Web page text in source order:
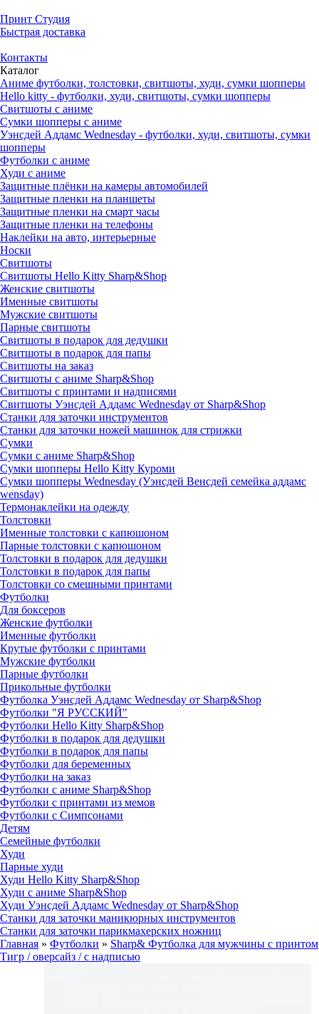
Принт Студия
Быстрая доставка
Контакты
Каталог
Аниме футболки, толстовки, свитшоты, худи, сумки шопперы
Hello kitty - футболки, худи, свитшоты, сумки шопперы
Свитшоты с аниме
Сумки шопперы с аниме
Уэнсдей Аддамс Wednesday - футболки, худи, свитшоты, сумки
шопперы
Футболки с аниме
Худи с аниме
Защитные плёнки на камеры автомобилей
Защитные пленки на планшеты
Защитные пленки на смарт часы
Защитные пленки на телефоны
Наклейки на авто, интерьерные
Носки
Свитшоты
Cвитшоты Hello Kitty Sharp&Shop
Женские свитшоты
Именные свитшоты
Мужские свитшоты
Парные свитшоты
Свитшоты в подарок для дедушки
Свитшоты в подарок для папы
Свитшоты на заказ
Свитшоты с аниме Sharp&Shop
Свитшоты с принтами и надписями
Свитшоты Уэнсдей Аддамс Wednesday от Sharp&Shop
Станки для заточки инструментов
Станки для заточки ножей машинок для стрижки
Сумки
Сумки с аниме Sharp&Shop
Сумки шопперы Hello Kitty Куроми
Сумки шопперы Wednesday (Уэнсдей Венсдей семейка аддамс
wensday)
Термонаклейки на одежду
Толстовки
Именные толстовки с капюшоном
Парные толстовки с капюшоном
Толстовки в подарок для дедушки
Толстовки в подарок для папы
Толстовки со смешными принтами
Футболки
Для боксеров
Женские футболки
Именные футболки
Крутые футболки с принтами
Мужские футболки
Парные футболки
Прикольные футболки
Футболка Уэнсдей Аддамс Wednesday от Sharp&Shop
Футболки "Я РУССКИЙ"
Футболки Hello Kitty Sharp&Shop
Футболки в подарок для дедушки
Футболки в подарок для папы
Футболки для беременных
Футболки на заказ
Футболки с аниме Sharp&Shop
Футболки с принтами из мемов
Футболки с Симпсонами
Детям
Семейные футболки
Худи
Парные худи
Худи Hello Kitty Sharp&Shop
Худи с аниме Sharp&Shop
Худи Уэнсдей Аддамс Wednesday от Sharp&Shop
Станки для заточки маникюрных инструментов
Станки для заточки парикмахерских ножниц
Главная » Футболки » Sharp& Футболка для мужчины с принтом
Тигр / оверсайз / с надписью